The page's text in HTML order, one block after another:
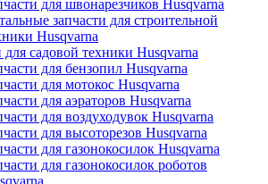
для швонарезчиков Husqvarna
запчасти для строительной
Husqvarna
для садовой техники Husqvarna
для бензопил Husqvarna
для мотокос Husqvarna
для аэраторов Husqvarna
для воздуходувок Husqvarna
для высоторезов Husqvarna
для газонокосилок Husqvarna
для газонокосилок роботов